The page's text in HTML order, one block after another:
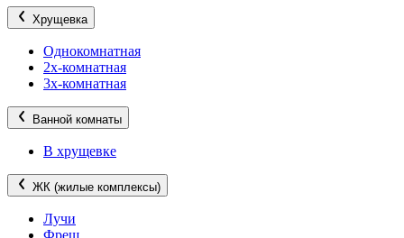
Хрущевка
Однокомнатная
2х-комнатная
3х-комнатная
Ванной комнаты
В хрущевке
ЖК (жилые комплексы)
Лучи
Фреш